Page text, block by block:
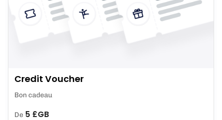
Credit Voucher
Bon cadeau
De 5 £GB